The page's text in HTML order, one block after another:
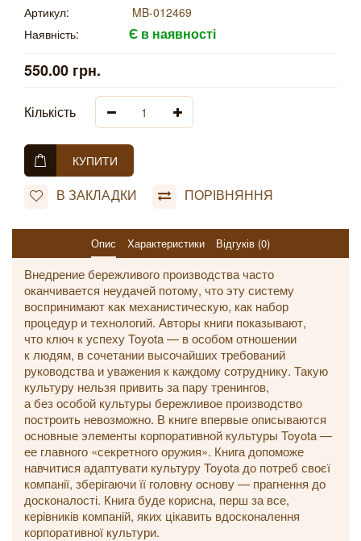
Артикул:
MB-012469
Наявність:
Є в наявності
550.00 грн.
Кількість
КУПИТИ
В ЗАКЛАДКИ ПОРІВНЯННЯ
Опис Характеристики Відгуків (0)
Внедрение бережливого производства часто
оканчивается неудачей потому, что эту систему
воспринимают как механистическую, как набор
процедур и технологий. Авторы книги показывают,
что ключ к успеху Toyota — в особом отношении
к людям, в сочетании высочайших требований
руководства и уважения к каждому сотруднику. Такую
культуру нельзя привить за пару тренингов,
а без особой культуры бережливое производство
построить невозможно. В книге впервые описываются
основные элементы корпоративной культуры Toyota —
ее главного «секретного оружия». Книга допоможе
навчитися адаптувати культуру Toyota до потреб своєї
компанії, зберігаючи її головну основу — прагнення до
досконалості. Книга буде корисна, перш за все,
керівників компаній, яких цікавить вдосконалення
корпоративної культури.